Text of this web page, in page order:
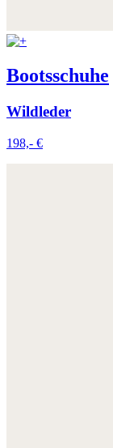
Bootsschuhe
Wildleder
198,- €